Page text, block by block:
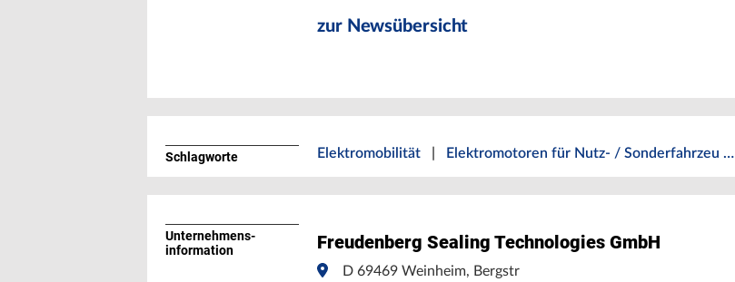
zur Newsübersicht
Schlagworte Elektromobilität Elektromotoren für Nutz- / Sonderfahrzeu …
Unternehmens­
information
Freudenberg Sealing Technologies GmbH
D 69469 Weinheim, Bergstr